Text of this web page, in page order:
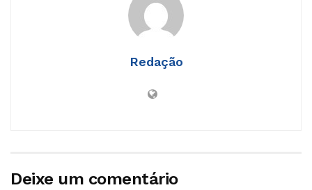
Redação
Deixe um comentário